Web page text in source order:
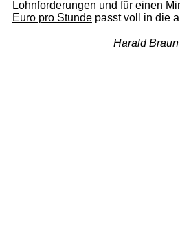
Lohnforderungen und für einen
Euro pro Stundepasst voll in die
Harald Braun